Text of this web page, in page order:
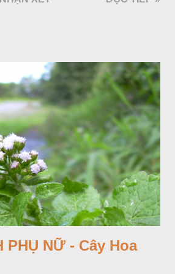
niên thanh giới thiệu ở đây thuộc họ
PHỤ NỮ - Cây Hoa